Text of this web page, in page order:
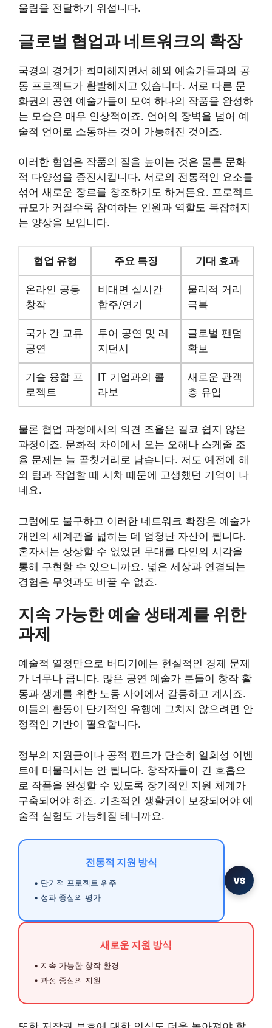
울림을 전달하기 위섭니다.
글로벌 협업과 네트워크의 확장
국경의 경계가 희미해지면서 해외 예술가들과의 공
동 프로젝트가 활발해지고 있습니다. 서로 다른 문
화권의 공연 예술가들이 모여 하나의 작품을 완성하
는 모습은 매우 인상적이죠. 언어의 장벽을 넘어 예
술적 언어로 소통하는 것이 가능해진 것이죠.
이러한 협업은 작품의 질을 높이는 것은 물론 문화
적 다양성을 증진시킵니다. 서로의 전통적인 요소를
섞어 새로운 장르를 창조하기도 하거든요. 프로젝트
규모가 커질수록 참여하는 인원과 역할도 복잡해지
는 양상을 보입니다.
협업 유형 주요 특징 기대 효과
온라인 공동
창작
비대면 실시간
합주/연기
물리적 거리
극복
국가 간 교류
공연
투어 공연 및 레
지던시
글로벌 팬덤
확보
기술 융합 프
로젝트
IT 기업과의 콜
라보
새로운 관객
층 유입
물론 협업 과정에서의 의견 조율은 결코 쉽지 않은
과정이죠. 문화적 차이에서 오는 오해나 스케줄 조
율 문제는 늘 골칫거리로 남습니다. 저도 예전에 해
외 팀과 작업할 때 시차 때문에 고생했던 기억이 나
네요.
그럼에도 불구하고 이러한 네트워크 확장은 예술가
개인의 세계관을 넓히는 데 엄청난 자산이 됩니다.
혼자서는 상상할 수 없었던 무대를 타인의 시각을
통해 구현할 수 있으니까요. 넓은 세상과 연결되는
경험은 무엇과도 바꿀 수 없죠.
지속 가능한 예술 생태계를 위한
과제
예술적 열정만으로 버티기에는 현실적인 경제 문제
가 너무나 큽니다. 많은 공연 예술가 분들이 창작 활
동과 생계를 위한 노동 사이에서 갈등하고 계시죠.
이들의 활동이 단기적인 유행에 그치지 않으려면 안
정적인 기반이 필요합니다.
정부의 지원금이나 공적 펀드가 단순히 일회성 이벤
트에 머물러서는 안 됩니다. 창작자들이 긴 호흡으
로 작품을 완성할 수 있도록 장기적인 지원 체계가
구축되어야 하죠. 기초적인 생활권이 보장되어야 예
술적 실험도 가능해질 테니까요.
전통적 지원 방식
• 단기적 프로젝트 위주
• 성과 중심의 평가
VS
새로운 지원 방식
• 지속 가능한 창작 환경
• 과정 중심의 지원